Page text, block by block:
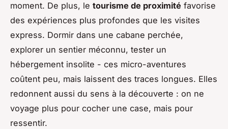
moment. De plus, le tourisme de proximité favorise
des expériences plus profondes que les visites
express. Dormir dans une cabane perchée,
explorer un sentier méconnu, tester un
hébergement insolite - ces micro-aventures
coûtent peu, mais laissent des traces longues. Elles
redonnent aussi du sens à la découverte : on ne
voyage plus pour cocher une case, mais pour
ressentir.